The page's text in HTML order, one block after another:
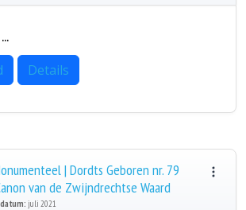
Details
| Dordts Geboren nr. 79
van de Zwijndrechtse Waard
juli 2021